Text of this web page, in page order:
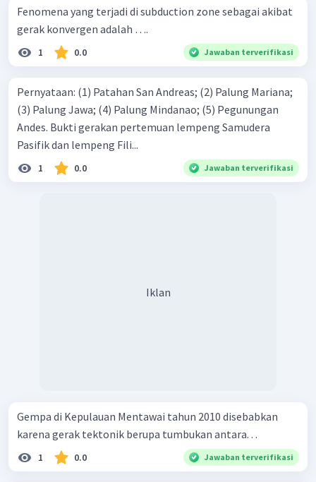
Fenomena yang terjadi di subduction zone sebagai akibat
gerak konvergen adalah ….
1 0.0 Jawaban terverifikasi
Pernyataan: (1) Patahan San Andreas; (2) Palung Mariana;
(3) Palung Jawa; (4) Palung Mindanao; (5) Pegunungan
Andes. Bukti gerakan pertemuan lempeng Samudera
Pasifik dan lempeng Fili...
1 0.0 Jawaban terverifikasi
Iklan
Gempa di Kepulauan Mentawai tahun 2010 disebabkan
karena gerak tektonik berupa tumbukan antara. . .
1 0.0 Jawaban terverifikasi